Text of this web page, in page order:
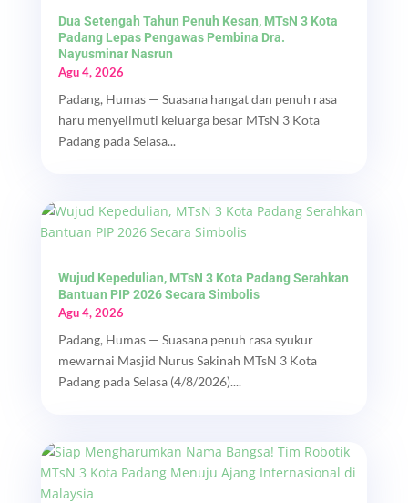
Dua Setengah Tahun Penuh Kesan, MTsN 3 Kota
Padang Lepas Pengawas Pembina Dra.
Nayusminar Nasrun
Agu 4, 2026
Padang, Humas — Suasana hangat dan penuh rasa
haru menyelimuti keluarga besar MTsN 3 Kota
Padang pada Selasa...
Wujud Kepedulian, MTsN 3 Kota Padang Serahkan
Bantuan PIP 2026 Secara Simbolis
Agu 4, 2026
Padang, Humas — Suasana penuh rasa syukur
mewarnai Masjid Nurus Sakinah MTsN 3 Kota
Padang pada Selasa (4/8/2026)....